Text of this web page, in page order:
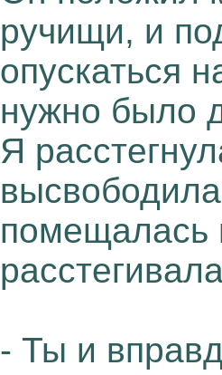
ручищи, и
опускаться
нужно было
Я
помещалась
- Ты и